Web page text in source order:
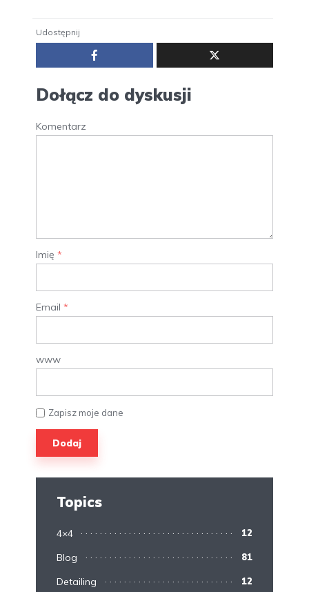
Udostępnij
Dołącz do dyskusji
Komentarz
Imię *
Email *
www
Zapisz moje dane
Topics
4×4 12
Blog 81
Detailing 12